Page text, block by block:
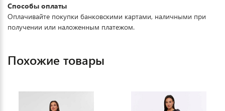
Способы оплаты
Оплачивайте покупки банковскими картами, наличными при
получении или наложенным платежом.
Похожие товары